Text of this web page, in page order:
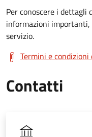
Per conoscere i dettagli
informazioni
servizio.
Termini e condizioni
Contatti